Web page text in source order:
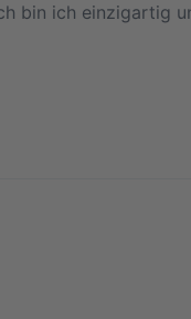
bin ich einzigartig